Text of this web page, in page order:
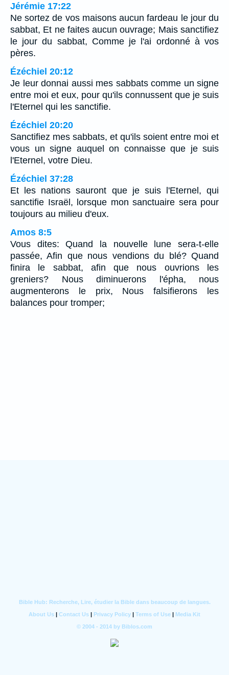
Jérémie 17:22
Ne sortez de vos maisons aucun fardeau le jour du
sabbat, Et ne faites aucun ouvrage; Mais sanctifiez
le jour du sabbat, Comme je l'ai ordonné à vos
pères.
Ézéchiel 20:12
Je leur donnai aussi mes sabbats comme un signe
entre moi et eux, pour qu'ils connussent que je suis
l'Eternel qui les sanctifie.
Ézéchiel 20:20
Sanctifiez mes sabbats, et qu'ils soient entre moi et
vous un signe auquel on connaisse que je suis
l'Eternel, votre Dieu.
Ézéchiel 37:28
Et les nations sauront que je suis l'Eternel, qui
sanctifie Israël, lorsque mon sanctuaire sera pour
toujours au milieu d'eux.
Amos 8:5
Vous dites: Quand la nouvelle lune sera-t-elle
passée, Afin que nous vendions du blé? Quand
finira le sabbat, afin que nous ouvrions les
greniers? Nous diminuerons l'épha, nous
augmenterons le prix, Nous falsifierons les
balances pour tromper;